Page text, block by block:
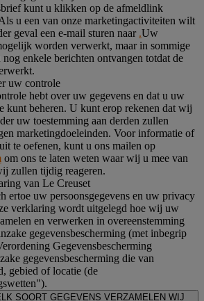
kunt u klikken op de afmeldlink
u een van onze marketingactiviteiten wilt
geval een e-mail sturen naar .Uw
worden verwerkt, maar in sommige
enkele berichten ontvangen totdat de
uw controle
hebt over uw gegevens en dat u uw
kunt beheren. U kunt erop rekenen dat wij
uw toestemming aan derden zullen
marketingdoeleinden. Voor informatie of
te oefenen, kunt u ons mailen op
om ons te laten weten waar wij u mee van
zullen tijdig reageren.
van Le Creuset
ertoe uw persoonsgegevens en uw privacy
verklaring wordt uitgelegd hoe wij uw
en verwerken in overeenstemming
gegevensbescherming (met inbegrip
Gegevensbescherming
gegevensbescherming die van
gebied of locatie (de
SOORT GEGEVENS VERZAMELEN WIJ